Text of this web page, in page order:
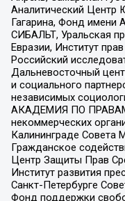
Аналитический Центр
Гагарина, Фонд имени
СИБАЛЬТ, Уральская
Евразии, Институт
Российский
Дальневосточный
и социального
независимых
АКАДЕМИЯ ПО ПРАВАМ
некоммерческих
Калининграде Совета
Гражданское
Центр Защиты Прав
Институт развития
Санкт-Петербурге
Фонд поддержки